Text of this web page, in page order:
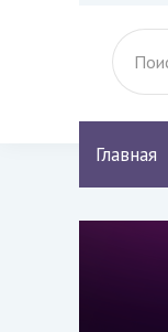
Главная